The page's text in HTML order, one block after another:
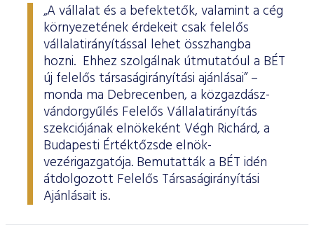
„A vállalat és a befektetők, valamint a cég
környezetének érdekeit csak felelős
vállalatirányítással lehet összhangba
hozni. Ehhez szolgálnak útmutatóul a BÉT
új felelős társaságirányítási ajánlásai” –
monda ma Debrecenben, a közgazdász-
vándorgyűlés Felelős Vállalatirányítás
szekciójának elnökeként Végh Richárd, a
Budapesti Értéktőzsde elnök-
vezérigazgatója. Bemutatták a BÉT idén
átdolgozott Felelős Társaságirányítási
Ajánlásait is.